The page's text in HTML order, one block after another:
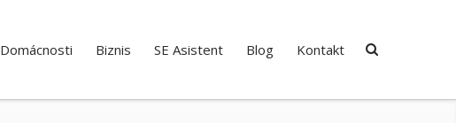
Domácnosti Biznis SE Asistent Blog Kontakt